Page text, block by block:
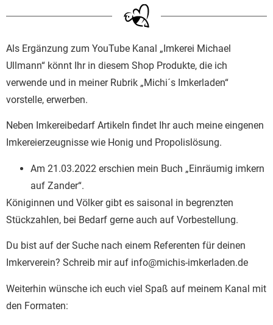
Als Ergänzung zum YouTube Kanal „Imkerei Michael
Ullmann“ könnt Ihr in diesem Shop Produkte, die ich
verwende und in meiner Rubrik „Michi´s Imkerladen“
vorstelle, erwerben.
Neben Imkereibedarf Artikeln findet Ihr auch meine eingenen
Imkereierzeugnisse wie Honig und Propolislösung.
Am 21.03.2022 erschien mein Buch „Einräumig imkern
auf Zander“.
Königinnen und Völker gibt es saisonal in begrenzten
Stückzahlen, bei Bedarf gerne auch auf Vorbestellung.
Du bist auf der Suche nach einem Referenten für deinen
Imkerverein? Schreib mir auf info@michis-imkerladen.de
Weiterhin wünsche ich euch viel Spaß auf meinem Kanal mit
den Formaten: